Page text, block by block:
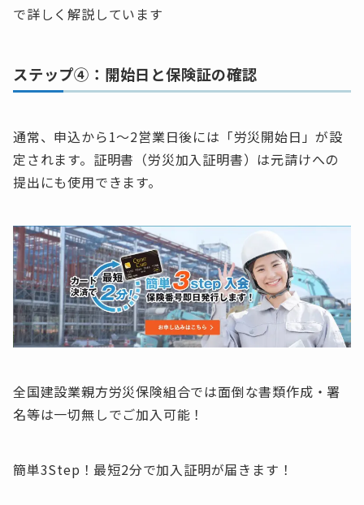
で詳しく解説しています
ステップ④：開始日と保険証の確認
通常、申込から1～2営業日後には「労災開始日」が設
定されます。証明書（労災加入証明書）は元請けへの
提出にも使用できます。
全国建設業親方労災保険組合では面倒な書類作成・署
名等は一切無しでご加入可能！
簡単3Step！最短2分で加入証明が届きます！